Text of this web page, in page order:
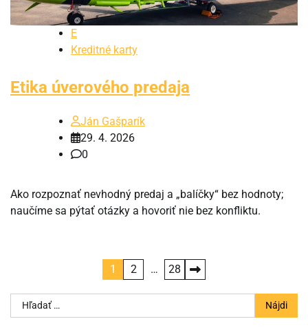
E
Kreditné karty
Etika úverového predaja
Ján Gašparík
29. 4. 2026
0
Ako rozpoznať nevhodný predaj a „balíčky“ bez hodnoty;
naučíme sa pýtať otázky a hovoriť nie bez konfliktu.
príspevkov
1 2 … 28
Hľadať: